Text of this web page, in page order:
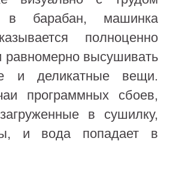
в барабан, машинка
полноценно
равномерно высушивать
и деликатные вещи.
программных сбоев,
в сушилку,
и вода попадает в